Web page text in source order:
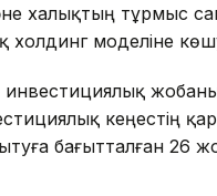
халықтың тұрмыс
холдинг моделіне
инвестициялық
кеңестің
бағытталған 26